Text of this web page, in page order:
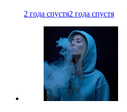
2 года спустя2 года спустя